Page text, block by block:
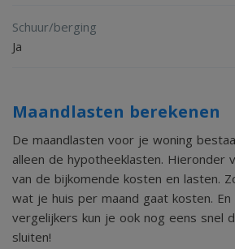
Schuur/berging
Ja
Maandlasten berekenen
De maandlasten voor je woning
alleen de hypotheeklasten. Hieronder
van de bijkomende kosten en lasten.
wat je huis per maand gaat kosten.
vergelijkers kun je ook nog eens snel
sluiten!